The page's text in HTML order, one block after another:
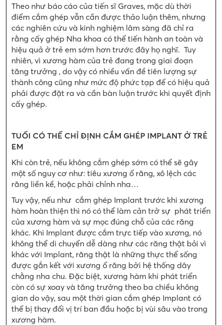
Theo như báo cáo của tiến sĩ Graves, mặc dù thời
điểm cắm ghép vẫn cần được thảo luận thêm, nhưng
các nghiên cứu và kinh nghiệm lâm sàng đã chỉ ra
rằng cấy ghép Nha khoa có thể tiến hành an toàn và
hiệu quả ở trẻ em sớm hơn trước đây họ nghĩ. Tuy
nhiên, vì xương hàm của trẻ đang trong giai đoạn
tăng trưởng , do vậy có nhiều vấn đề tiên lượng sự
thành công cũng như mức độ phức tạp để có hiệu quả
phải được đặt ra và cần bàn luận trước khi quyết định
cấy ghép.
TUỔI CÓ THỂ CHỈ ĐỊNH CẮM GHÉP IMPLANT Ở TRẺ
EM
Khi còn trẻ, nếu không cắm ghép sớm có thể sẽ gây
một số nguy cơ như: tiêu xương ổ răng, xô lệch các
răng liền kề, hoặc phải chỉnh nha…
Tuy vậy, nếu như cắm ghép Implant trước khi xương
hàm hoàn thiện thì nó có thể làm cản trở sự phát triển
của xương hàm và sự mọc đúng chỗ của các răng
khác. Khi Implant được cắm trực tiếp vào xương, nó
không thể di chuyển dễ dàng như các răng thật bỏi vì
khác với Implant, răng thật là những thực thể sống
được gắn kết với xương ổ răng bởi hệ thống dây
chằng nha chu. Đặc biệt, xương hàm khi phát triển
còn có sự xoay và tăng trưởng theo ba chiều không
gian do vậy, sau một thời gian cắm ghép Implant có
thể bị thay đổi vị trí ban đầu hoặc bị vùi sâu vào trong
xương hàm.